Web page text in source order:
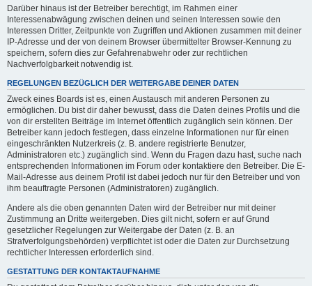
Darüber hinaus ist der Betreiber berechtigt, im Rahmen einer
Interessenabwägung zwischen deinen und seinen Interessen sowie den
Interessen Dritter, Zeitpunkte von Zugriffen und Aktionen zusammen mit deiner
IP-Adresse und der von deinem Browser übermittelter Browser-Kennung zu
speichern, sofern dies zur Gefahrenabwehr oder zur rechtlichen
Nachverfolgbarkeit notwendig ist.
REGELUNGEN BEZÜGLICH DER WEITERGABE DEINER DATEN
Zweck eines Boards ist es, einen Austausch mit anderen Personen zu
ermöglichen. Du bist dir daher bewusst, dass die Daten deines Profils und die
von dir erstellten Beiträge im Internet öffentlich zugänglich sein können. Der
Betreiber kann jedoch festlegen, dass einzelne Informationen nur für einen
eingeschränkten Nutzerkreis (z. B. andere registrierte Benutzer,
Administratoren etc.) zugänglich sind. Wenn du Fragen dazu hast, suche nach
entsprechenden Informationen im Forum oder kontaktiere den Betreiber. Die E-
Mail-Adresse aus deinem Profil ist dabei jedoch nur für den Betreiber und von
ihm beauftragte Personen (Administratoren) zugänglich.
Andere als die oben genannten Daten wird der Betreiber nur mit deiner
Zustimmung an Dritte weitergeben. Dies gilt nicht, sofern er auf Grund
gesetzlicher Regelungen zur Weitergabe der Daten (z. B. an
Strafverfolgungsbehörden) verpflichtet ist oder die Daten zur Durchsetzung
rechtlicher Interessen erforderlich sind.
GESTATTUNG DER KONTAKTAUFNAHME